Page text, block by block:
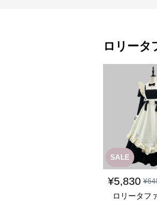
ロリータ
SALE
¥5,830 ¥
ロリータフ